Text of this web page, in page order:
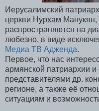
Иерусалимский
церкви Нурхам Манукян,
распространяются на
любезно, в виде
Медиа ТВ Адженда.
Первое, что нас
армянской патриархии
представителями др.
регионе, а также её
ситуациям и